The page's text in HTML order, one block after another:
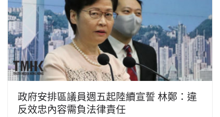
政府安排區議員週五起陸續宣誓 林鄭：違
反效忠內容需負法律責任